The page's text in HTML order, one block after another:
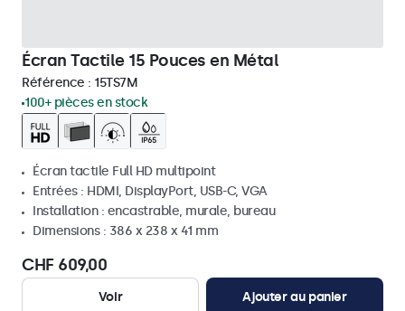
Écran Tactile 15 Pouces en Métal
Référence : 15TS7M
100+ pièces en stock
Écran tactile Full HD multipoint
Entrées : HDMI, DisplayPort, USB-C, VGA
Installation : encastrable, murale, bureau
Dimensions : 386 x 238 x 41 mm
CHF 609,00
Voir Ajouter au panier